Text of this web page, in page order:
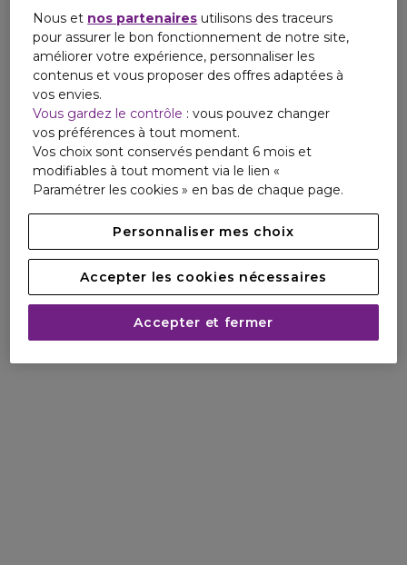
Soumis à des tests d'allergie. 100% sans parfum. Testé sous
contrôle ophtalmologique. Testé dermatologiquement.
Convient aux porteurs de lentilles.
*Test clinique sur 32 femmes après 4 semaines d'utilisation
du produit.
Nous et nos partenaires utilisons des traceurs
pour assurer le bon fonctionnement de notre site,
améliorer votre expérience, personnaliser les
contenus et vous proposer des offres adaptées à
vos envies.
Vous gardez le contrôle : vous pouvez changer
vos préférences à tout moment.
Vos choix sont conservés pendant 6 mois et
modifiables à tout moment via le lien «
Paramétrer les cookies » en bas de chaque page.
Personnaliser mes choix
Accepter les cookies nécessaires
Accepter et fermer